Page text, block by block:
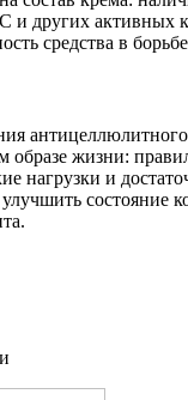
и других активных
средства в
образе жизни:
нагрузки и
состояние